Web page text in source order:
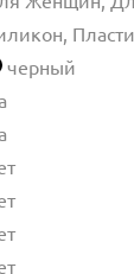
черный